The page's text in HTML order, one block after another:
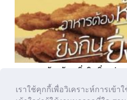
เราใช้คุกกี้เพื่อวิเคราะห์การเข้า